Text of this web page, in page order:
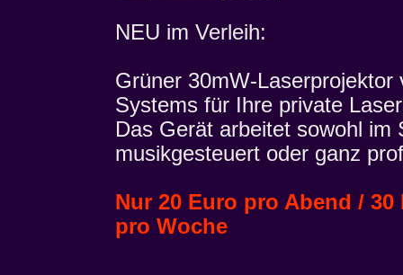
NEU im Verleih:
Grüner 30mW-Laserprojektor
Systems für Ihre private
Das Gerät arbeitet sowohl
musikgesteuert oder ganz
Nur 20 Euro pro Abend /
pro Woche